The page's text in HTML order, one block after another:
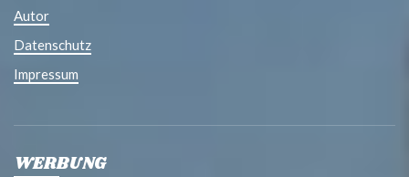
Autor
Datenschutz
Impressum
WERBUNG